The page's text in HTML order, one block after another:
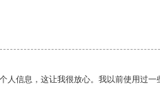
信息，这让我很放心。我以前使用过